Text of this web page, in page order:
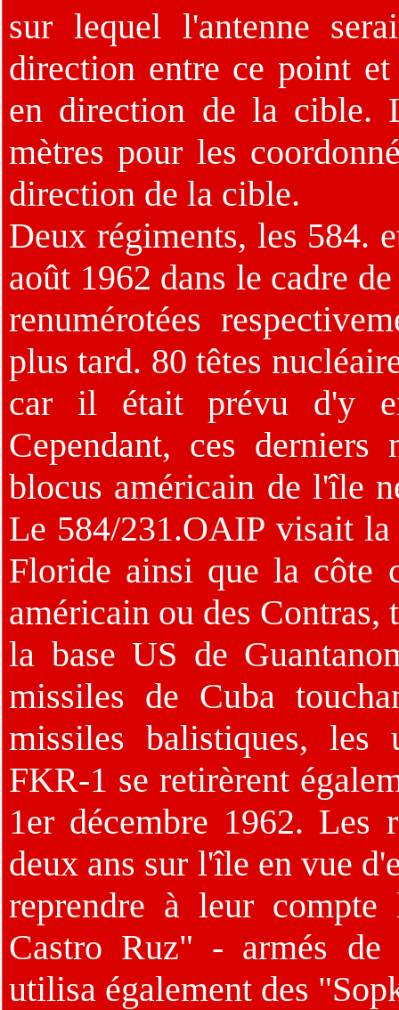
sur lequel l'antenne
direction entre ce point
en direction de la cible.
mètres pour les
direction de la cible.
Deux régiments, les 584.
août 1962 dans le cadre
renumérotées
plus tard. 80 têtes
car il était prévu d'y
Cependant, ces
blocus américain de l'île
Le 584/231.OAIP visait la
Floride ainsi que la côte
américain ou des
la base US de
missiles de Cuba
missiles balistiques, les
FKR-1 se retirèrent
1er décembre 1962. Les
deux ans sur l'île en vue
reprendre à leur
Castro Ruz" - armés de
utilisa également des